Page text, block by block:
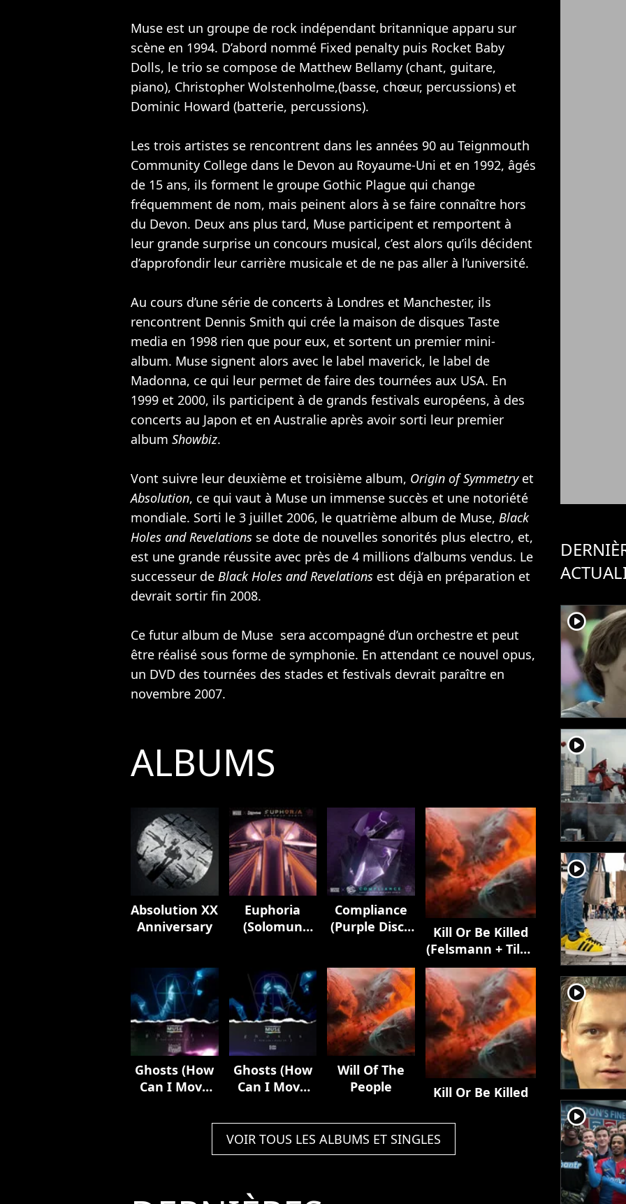
Muse est un groupe de rock indépendant britannique apparu sur
scène en 1994. D’abord nommé Fixed penalty puis Rocket Baby
Dolls, le trio se compose de Matthew Bellamy (chant, guitare,
piano), Christopher Wolstenholme,(basse, chœur, percussions) et
Dominic Howard (batterie, percussions).
Les trois artistes se rencontrent dans les années 90 au Teignmouth
Community College dans le Devon au Royaume-Uni et en 1992, âgés
de 15 ans, ils forment le groupe Gothic Plague qui change
fréquemment de nom, mais peinent alors à se faire connaître hors
du Devon. Deux ans plus tard, Muse participent et remportent à
leur grande surprise un concours musical, c’est alors qu’ils décident
d’approfondir leur carrière musicale et de ne pas aller à l’université.
Au cours d’une série de concerts à Londres et Manchester, ils
rencontrent Dennis Smith qui crée la maison de disques Taste
media en 1998 rien que pour eux, et sortent un premier mini-
album. Muse signent alors avec le label maverick, le label de
Madonna, ce qui leur permet de faire des tournées aux USA. En
1999 et 2000, ils participent à de grands festivals européens, à des
concerts au Japon et en Australie après avoir sorti leur premier
album Showbiz.
Vont suivre leur deuxième et troisième album, Origin of Symmetryet
Absolution, ce qui vaut à Muse un immense succès et une notoriété
mondiale. Sorti le 3 juillet 2006, le quatrième album de Muse, Black
Holes and Revelations se dote de nouvelles sonorités plus electro, et,
est une grande réussite avec près de 4 millions d’albums vendus. Le
successeur de Black Holes and Revelations est déjà en préparation et
devrait sortir fin 2008.
Ce futur album de Muse sera accompagné d’un orchestre et peut
être réalisé sous forme de symphonie. En attendant ce nouvel opus,
un DVD des tournées des stades et festivals devrait paraître en
novembre 2007.
ALBUMS
Absolution XX
Anniversary
Euphoria
(Solomun
Compliance
(Purple Disco
Kill Or Be Killed
(Felsmann + Tiley
Reinterpretation)
Ghosts (How
Can I Move
Ghosts (How
Can I Move
Elisa]
Will Of The
People
Kill Or Be Killed
VOIR TOUS LES ALBUMS ET SINGLES
player2
player2
player2
player2
player2